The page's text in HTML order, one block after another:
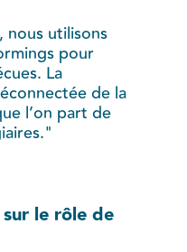
nous utilisons
pour
La
de la
l’on part de
le rôle de